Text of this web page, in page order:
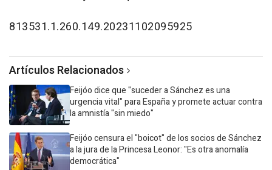
813531.1.260.149.20231102095925
Artículos Relacionados
Feijóo dice que "suceder a Sánchez es una
urgencia vital" para España y promete actuar contra
la amnistía "sin miedo"
Feijóo censura el "boicot" de los socios de Sánchez
a la jura de la Princesa Leonor: "Es otra anomalía
democrática"